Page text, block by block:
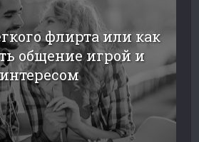
флирта или как
общение игрой и
интересом